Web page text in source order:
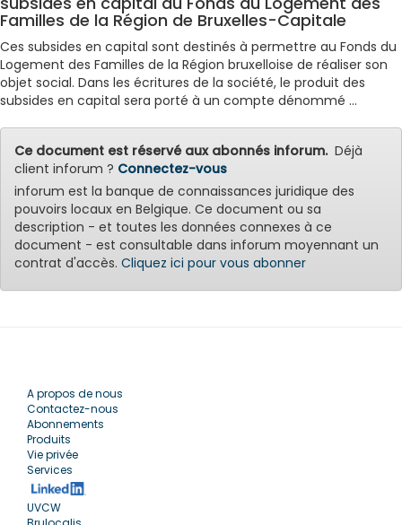
Familles de la Région de Bruxelles-Capitale
Ces subsides en capital sont destinés à permettre au Fonds du
Logement des Familles de la Région bruxelloise de réaliser son
objet social. Dans les écritures de la société, le produit des
subsides en capital sera porté à un compte dénommé ...
Ce document est réservé aux abonnés inforum.Déjà
client inforum ? Connectez-vous
inforum est la banque de connaissances juridique des
pouvoirs locaux en Belgique. Ce document ou sa
description - et toutes les données connexes à ce
document - est consultable dans inforum moyennant un
contrat d'accès. Cliquez ici pour vous abonner
A propos de nous
Contactez-nous
Abonnements
Produits
Vie privée
Services
UVCW